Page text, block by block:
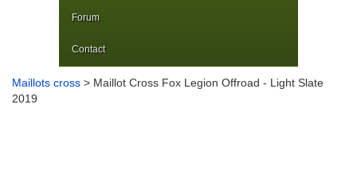
Forum
Contact
Maillots cross > Maillot Cross Fox Legion Offroad - Light Slate
2019